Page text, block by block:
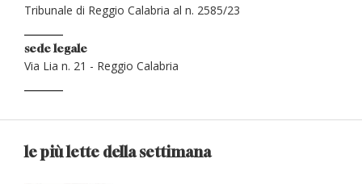
Tribunale di Reggio Calabria al n. 2585/23
sede legale
Via Lia n. 21 - Reggio Calabria
le più lette della settimana